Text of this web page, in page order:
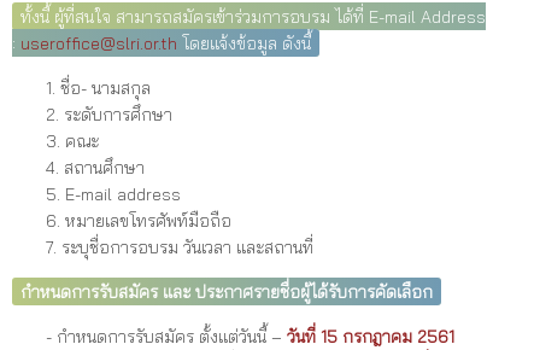
ทั้งนี้ ผู้ที่สนใจ สามารถสมัครเข้าร่วมการอบรม ได้ที่ E-mail Address
: useroffice@slri.or.th โดยแจ้งข้อมูล ดังนี้
1. ชื่อ- นามสกุล
2. ระดับการศึกษา
3. คณะ
4. สถานศึกษา
5. E-mail address
6. หมายเลขโทรศัพท์มือถือ
7. ระบุชื่อการอบรม วันเวลา และสถานที่
กำหนดการรับสมัคร และ ประกาศรายชื่อผู้ได้รับการคัดเลือก
- กำหนดการรับสมัคร ตั้งแต่วันนี้ – วันที่ 15 กรกฎาคม 2561